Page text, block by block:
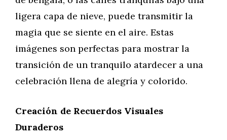
ligera capa de nieve, puede transmitir la
magia que se siente en el aire. Estas
imágenes son perfectas para mostrar la
transición de un tranquilo atardecer a una
celebración llena de alegría y colorido.
Creación de Recuerdos Visuales
Duraderos